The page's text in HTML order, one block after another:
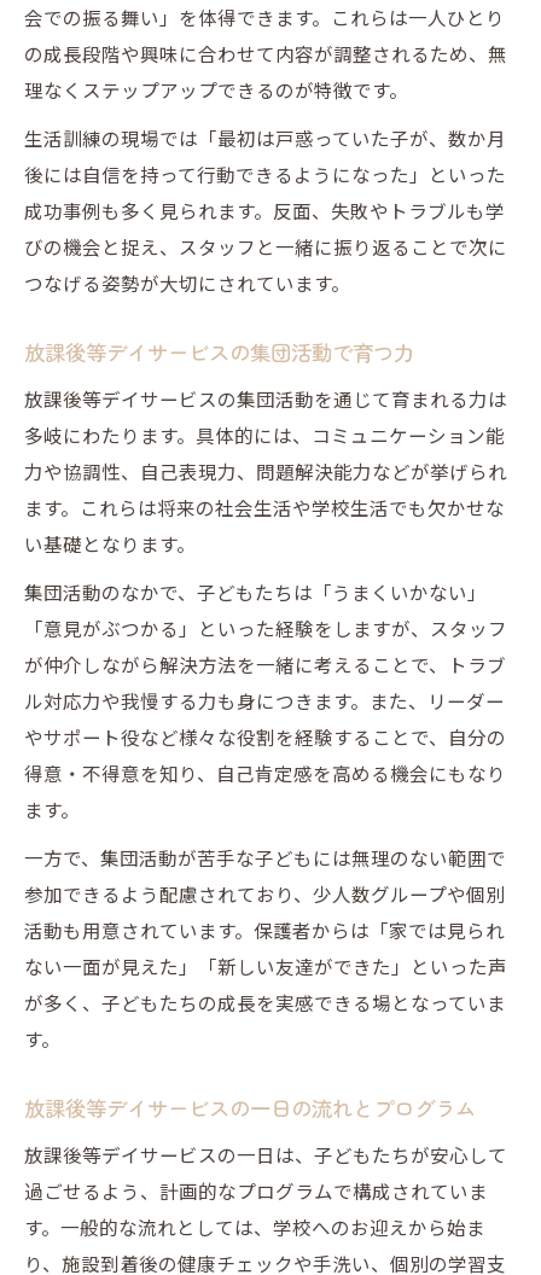
会での振る舞い」を体得できます。これらは一人ひとり
の成長段階や興味に合わせて内容が調整されるため、無
理なくステップアップできるのが特徴です。
生活訓練の現場では「最初は戸惑っていた子が、数か月
後には自信を持って行動できるようになった」といった
成功事例も多く見られます。反面、失敗やトラブルも学
びの機会と捉え、スタッフと一緒に振り返ることで次に
つなげる姿勢が大切にされています。
放課後等デイサービスの集団活動で育つ力
放課後等デイサービスの集団活動を通じて育まれる力は
多岐にわたります。具体的には、コミュニケーション能
力や協調性、自己表現力、問題解決能力などが挙げられ
ます。これらは将来の社会生活や学校生活でも欠かせな
い基礎となります。
集団活動のなかで、子どもたちは「うまくいかない」
「意見がぶつかる」といった経験をしますが、スタッフ
が仲介しながら解決方法を一緒に考えることで、トラブ
ル対応力や我慢する力も身につきます。また、リーダー
やサポート役など様々な役割を経験することで、自分の
得意・不得意を知り、自己肯定感を高める機会にもなり
ます。
一方で、集団活動が苦手な子どもには無理のない範囲で
参加できるよう配慮されており、少人数グループや個別
活動も用意されています。保護者からは「家では見られ
ない一面が見えた」「新しい友達ができた」といった声
が多く、子どもたちの成長を実感できる場となっていま
す。
放課後等デイサービスの一日の流れとプログラム
放課後等デイサービスの一日は、子どもたちが安心して
過ごせるよう、計画的なプログラムで構成されていま
す。一般的な流れとしては、学校へのお迎えから始ま
り、施設到着後の健康チェックや手洗い、個別の学習支